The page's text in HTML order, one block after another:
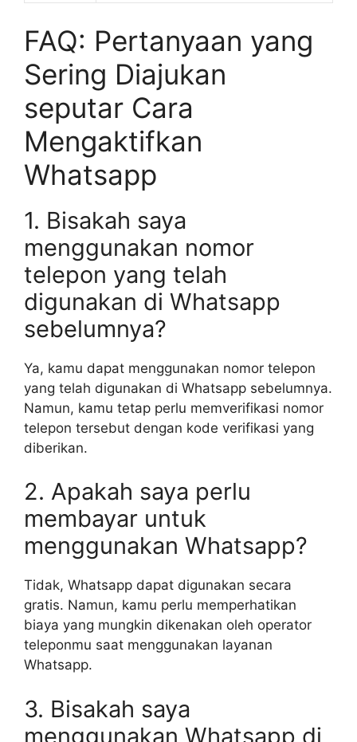
FAQ: Pertanyaan yang
Sering Diajukan
seputar Cara
Mengaktifkan
Whatsapp
1. Bisakah saya
menggunakan nomor
telepon yang telah
digunakan di Whatsapp
sebelumnya?
Ya, kamu dapat menggunakan nomor telepon
yang telah digunakan di Whatsapp sebelumnya.
Namun, kamu tetap perlu memverifikasi nomor
telepon tersebut dengan kode verifikasi yang
diberikan.
2. Apakah saya perlu
membayar untuk
menggunakan Whatsapp?
Tidak, Whatsapp dapat digunakan secara
gratis. Namun, kamu perlu memperhatikan
biaya yang mungkin dikenakan oleh operator
teleponmu saat menggunakan layanan
Whatsapp.
3. Bisakah saya
menggunakan Whatsapp di